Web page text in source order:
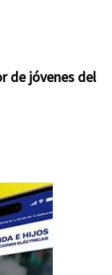
de jóvenes del